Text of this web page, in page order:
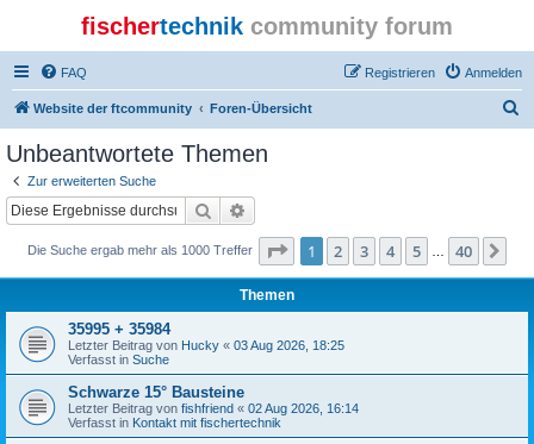
fischertechnik community forum
FAQ Anmelden
Registrieren
Website der ftcommunity Foren-Übersicht
Unbeantwortete Themen
Zur erweiterten Suche
Suche
Die Suche ergab mehr als 1000 Treffer Seite 1von 40
1 2 3 4 5 40
Themen
35995 + 35984
Letzter Beitrag von Hucky « 03 Aug 2026, 18:25
Verfasst in Suche
Schwarze 15° Bausteine
Letzter Beitrag von fishfriend « 02 Aug 2026, 16:14
Verfasst in Kontakt mit fischertechnik